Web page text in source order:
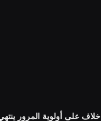
خلاف على أولوية المرور